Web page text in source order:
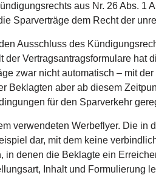
aus Nr. 26 Abs.
Sparverträge dem Recht der
Ausschluss des
der Vertragsantragsformulare
zwar nicht automatisch – mit
Beklagten aber ab diesem
für den Sparverkehr
verwendeten Werbeflyer. Die
dar, mit dem keine
denen die Beklagte ein
Inhalt und Formulierung